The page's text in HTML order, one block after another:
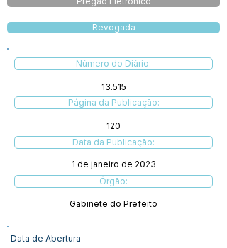
Revogada
Número do Diário:
13.515
Página da Publicação:
120
Data da Publicação:
1 de janeiro de 2023
Órgão:
Gabinete do Prefeito
Data de Abertura